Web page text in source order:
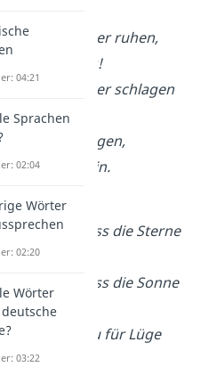
kann nimmer ruhen,
in deiner Brust!
kann nimmer schlagen
dich allein.
ganz dein eigen,
auf immer dein.
zweifeln, dass die Sterne
zweifeln, dass die Sonne
Wahrheit du für Lüge
04:21
Sprachen
02:04
Wörter
02:20
Wörter
03:22